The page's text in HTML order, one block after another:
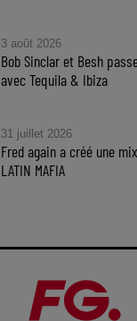
3 août 2026
Bob Sinclar et Besh
avec Tequila & Ibiza
31 juillet 2026
Fred again a créé une
LATIN MAFIA